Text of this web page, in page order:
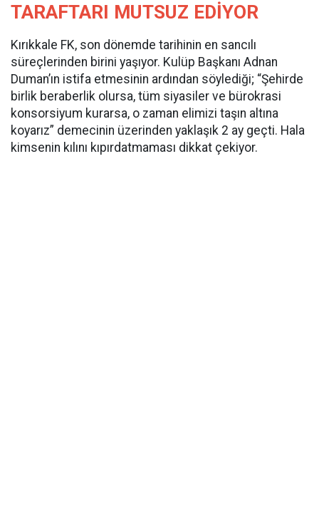
TARAFTARI MUTSUZ EDİYOR
Kırıkkale FK, son dönemde tarihinin en sancılı
süreçlerinden birini yaşıyor. Kulüp Başkanı Adnan
Duman’ın istifa etmesinin ardından söylediği; “Şehirde
birlik beraberlik olursa, tüm siyasiler ve bürokrasi
konsorsiyum kurarsa, o zaman elimizi taşın altına
koyarız” demecinin üzerinden yaklaşık 2 ay geçti. Hala
kimsenin kılını kıpırdatmaması dikkat çekiyor.